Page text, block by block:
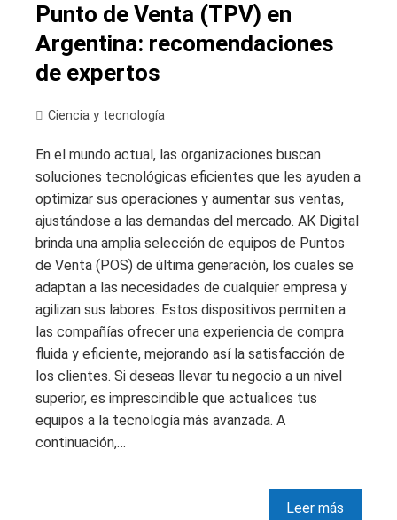
Punto de Venta (TPV) en
Argentina: recomendaciones
de expertos
Ciencia y tecnología
En el mundo actual, las organizaciones buscan
soluciones tecnológicas eficientes que les ayuden a
optimizar sus operaciones y aumentar sus ventas,
ajustándose a las demandas del mercado. AK Digital
brinda una amplia selección de equipos de Puntos
de Venta (POS) de última generación, los cuales se
adaptan a las necesidades de cualquier empresa y
agilizan sus labores. Estos dispositivos permiten a
las compañías ofrecer una experiencia de compra
fluida y eficiente, mejorando así la satisfacción de
los clientes. Si deseas llevar tu negocio a un nivel
superior, es imprescindible que actualices tus
equipos a la tecnología más avanzada. A
continuación,…
Leer más